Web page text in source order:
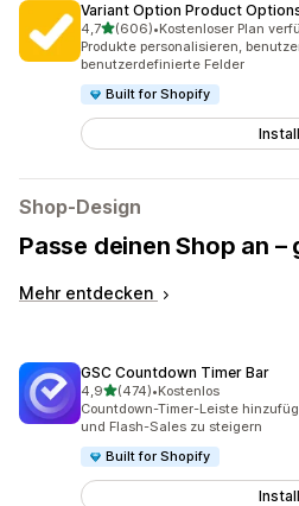
Variant Option Product
4,7von 5 Sternen
(606)
606 Rezensionen insgesamt
•Kostenloser Plan
Produkte personalisieren,
benutzerdefinierte Felder
Built for Shopify
Shop-Design
Passe deinen Shop an –
Mehr entdecken
GSC Countdown Timer Bar
4,9von 5 Sternen
(474)
474 Rezensionen insgesamt
•Kostenlos
Countdown-Timer-Leiste
und Flash-Sales zu steigern
Built for Shopify